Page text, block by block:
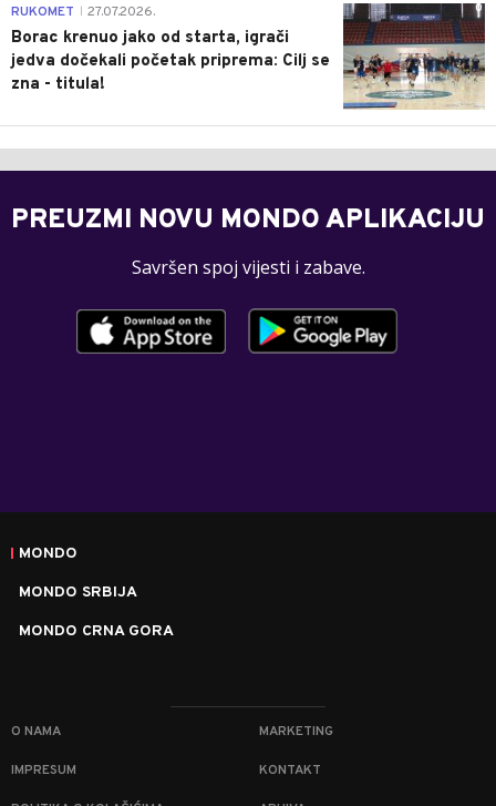
0
RUKOMET 27.07.2026.
Borac krenuo jako od starta, igrači
jedva dočekali početak priprema: Cilj se
zna - titula!
PREUZMI NOVU MONDO APLIKACIJU
Savršen spoj vijesti i zabave.
MONDO
MONDO SRBIJA
MONDO CRNA GORA
O NAMA MARKETING
IMPRESUM KONTAKT